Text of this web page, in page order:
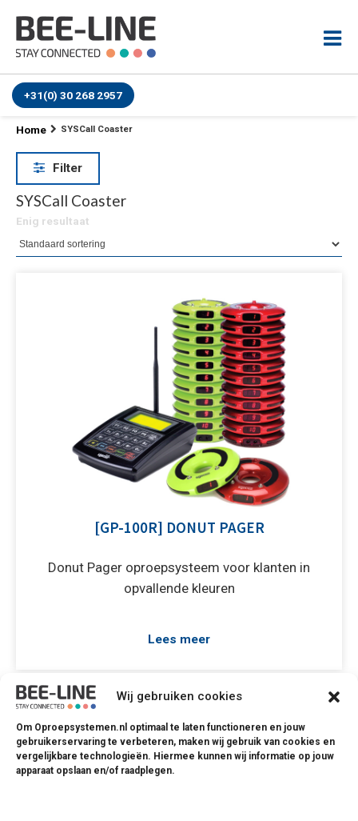
Wij gebruiken cookies
Om Oproepsystemen.nl optimaal te laten functioneren en jouw
gebruikerservaring te verbeteren, maken wij gebruik van cookies en
vergelijkbare technologieën. Hiermee kunnen wij informatie op jouw
apparaat opslaan en/of raadplegen.
+31(0) 30 268 2957
Home SYSCall Coaster
Filter
SYSCall Coaster
Enig resultaat
[GP-100R] DONUT PAGER
Donut Pager oproepsysteem voor klanten in
opvallende kleuren
Lees meer